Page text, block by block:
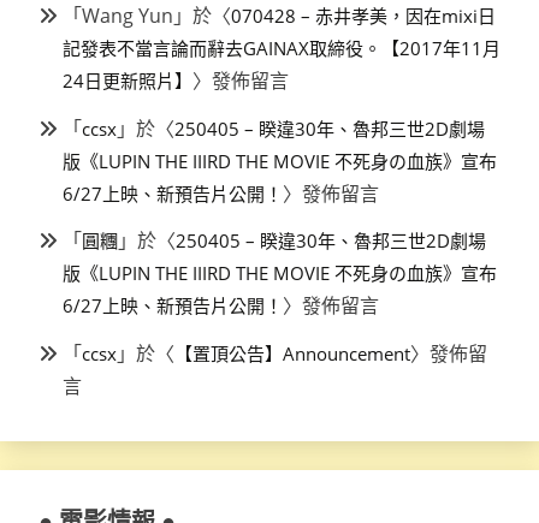
「Wang Yun 」於〈070428 – 赤井孝美，因在mixi日
記發表不當言論而辭去GAINAX取締役。【2017年11月
24日更新照片】 〉發佈留言
「ccsx 」於〈250405 – 睽違30年、魯邦三世2D劇場
版《LUPIN THE IIIRD THE MOVIE 不死身の血族》宣布
6/27上映、新預告片公開！ 〉發佈留言
「圓糰 」於〈250405 – 睽違30年、魯邦三世2D劇場
版《LUPIN THE IIIRD THE MOVIE 不死身の血族》宣布
6/27上映、新預告片公開！ 〉發佈留言
「ccsx 」於〈 【置頂公告】Announcement〉發佈留
言